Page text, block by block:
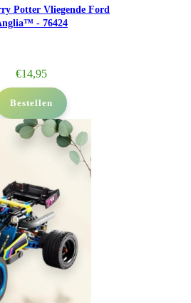
Potter Vliegende Ford
- 76424
€14,95
Bestellen